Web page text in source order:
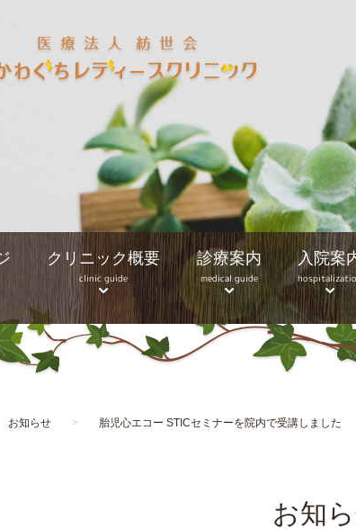
クリニック概要
clinic guide
診療案内
medical guide
入院案
お知らせ > 胎児心エコー STICセミナーを院内で受講しました
お知